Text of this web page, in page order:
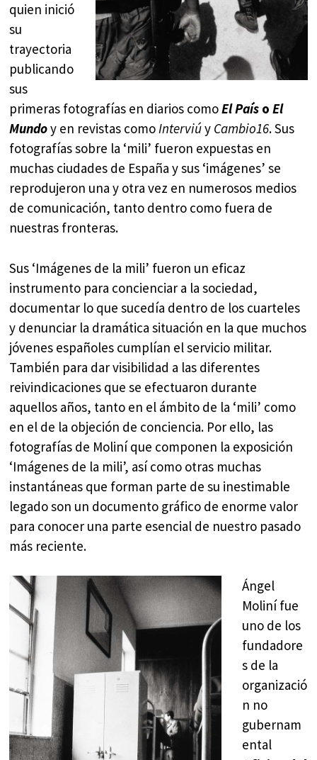
quien inició
su
trayectoria
publicando
sus
primeras fotografías en diarios comoEl País oEl
Mundoy en revistas comoInterviúy Cambio16. Sus
fotografías sobre la ‘mili’ fueron expuestas en
muchas ciudades de España y sus ‘imágenes’ se
reprodujeron una y otra vez en numerosos medios
de comunicación, tanto dentro como fuera de
nuestras fronteras.
Sus ‘Imágenes de la mili’ fueron un eficaz
instrumento para concienciar a la sociedad,
documentar lo que sucedía dentro de los cuarteles
y denunciar la dramática situación en la que muchos
jóvenes españoles cumplían el servicio militar.
También para dar visibilidad a las diferentes
reivindicaciones que se efectuaron durante
aquellos años, tanto en el ámbito de la ‘mili’ como
en el de la objeción de conciencia. Por ello, las
fotografías de Moliní que componen la exposición
‘Imágenes de la mili’, así como otras muchas
instantáneas que forman parte de su inestimable
legado son un documento gráfico de enorme valor
para conocer una parte esencial de nuestro pasado
más reciente.
Ángel
Moliní fue
uno de los
fundadore
s de la
organizació
n no
gubernam
ental